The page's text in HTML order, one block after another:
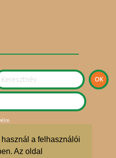
a felhasználói
Az oldal
2020.